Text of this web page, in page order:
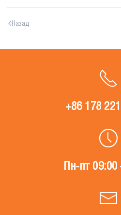
Назад
+86 178
Пн-пт 09:00